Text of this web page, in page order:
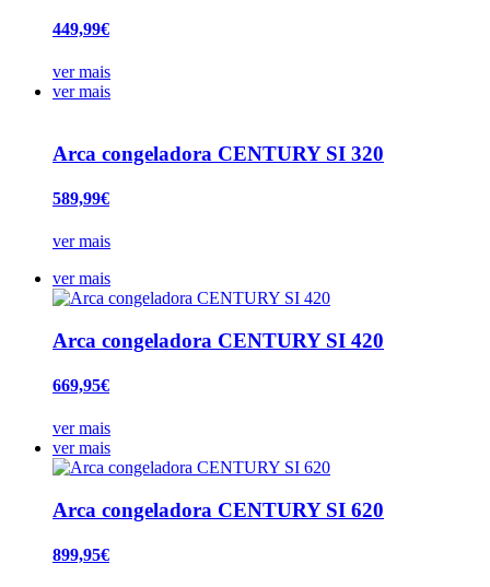
449,99€
ver mais
ver mais
Arca congeladora CENTURY SI 320
589,99€
ver mais
ver mais
Arca congeladora CENTURY SI 420
669,95€
ver mais
ver mais
Arca congeladora CENTURY SI 620
899,95€